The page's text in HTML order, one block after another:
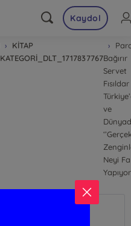
Kaydol
KİTAP
KATEGORİ_DLT_1717837767Bağırır
Servet
ve
Neyi